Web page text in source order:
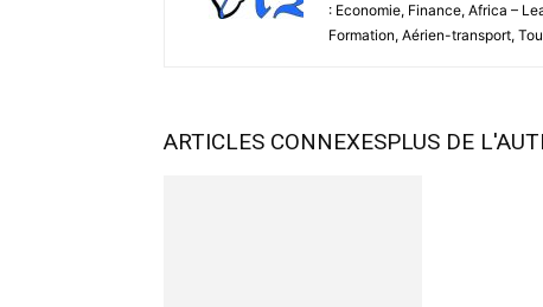
: Economie, Finance, Africa –
Formation, Aérien-transport,
ARTICLES CONNEXESPLUS DE